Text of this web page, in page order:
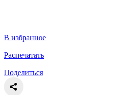
В избранное
Распечатать
Поделиться